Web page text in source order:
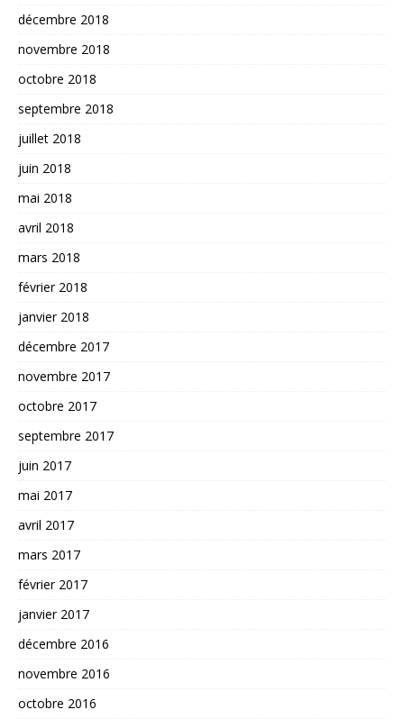
décembre 2018
novembre 2018
octobre 2018
septembre 2018
juillet 2018
juin 2018
mai 2018
avril 2018
mars 2018
février 2018
janvier 2018
décembre 2017
novembre 2017
octobre 2017
septembre 2017
juin 2017
mai 2017
avril 2017
mars 2017
février 2017
janvier 2017
décembre 2016
novembre 2016
octobre 2016